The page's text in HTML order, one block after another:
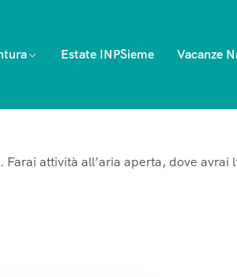
Estate INPSieme Vacanze
attività all’aria aperta, dove